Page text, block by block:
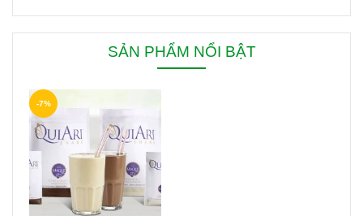
SẢN PHẨM NỔI BẬT
-7%